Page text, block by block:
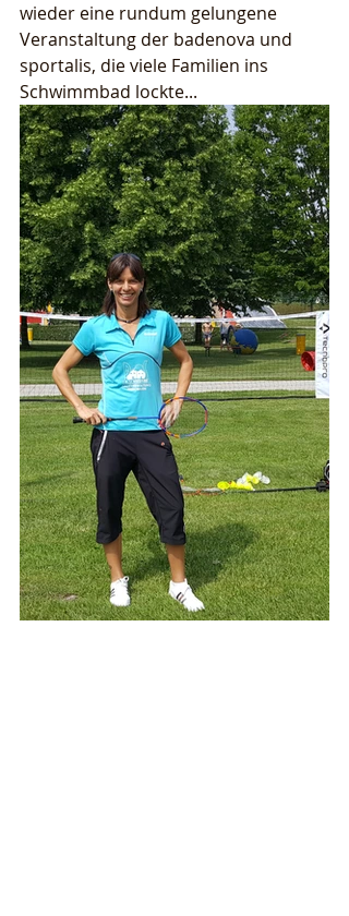
wieder eine rundum gelungene
Veranstaltung der badenova und
sportalis, die viele Familien ins
Schwimmbad lockte...